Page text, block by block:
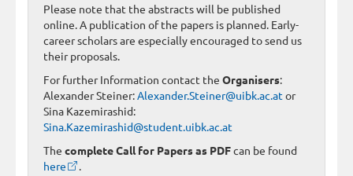
Please note that the abstracts will be published
online. A publication of the papers is planned. Early-
career scholars are especially encouraged to send us
their proposals.
For further Information contact the Organisers:
Alexander Steiner:Alexander.Steiner@uibk.ac.at or
Sina Kazemirashid:
Sina.Kazemirashid@student.uibk.ac.at
The complete Call for Papers as PDFcan be found
here
.